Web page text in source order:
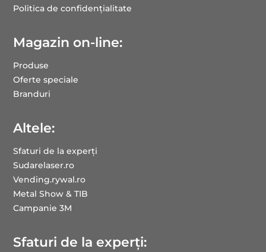
Politica de confidențialitate
Magazin on-line:
Produse
Oferte speciale
Branduri
Altele:
Sfaturi de la experți
Sudarelaser.ro
Vending.rywal.ro
Metal Show & TIB
Campanie 3M
Sfaturi de la experți: